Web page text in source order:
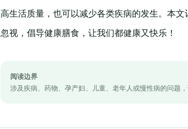
高生活质量，也可以减少各类疾病的发生。本
忽视，倡导健康膳食，让我们都健康又快乐！
阅读边界
涉及疾病、药物、孕产妇、儿童、老年人或慢性病的问题